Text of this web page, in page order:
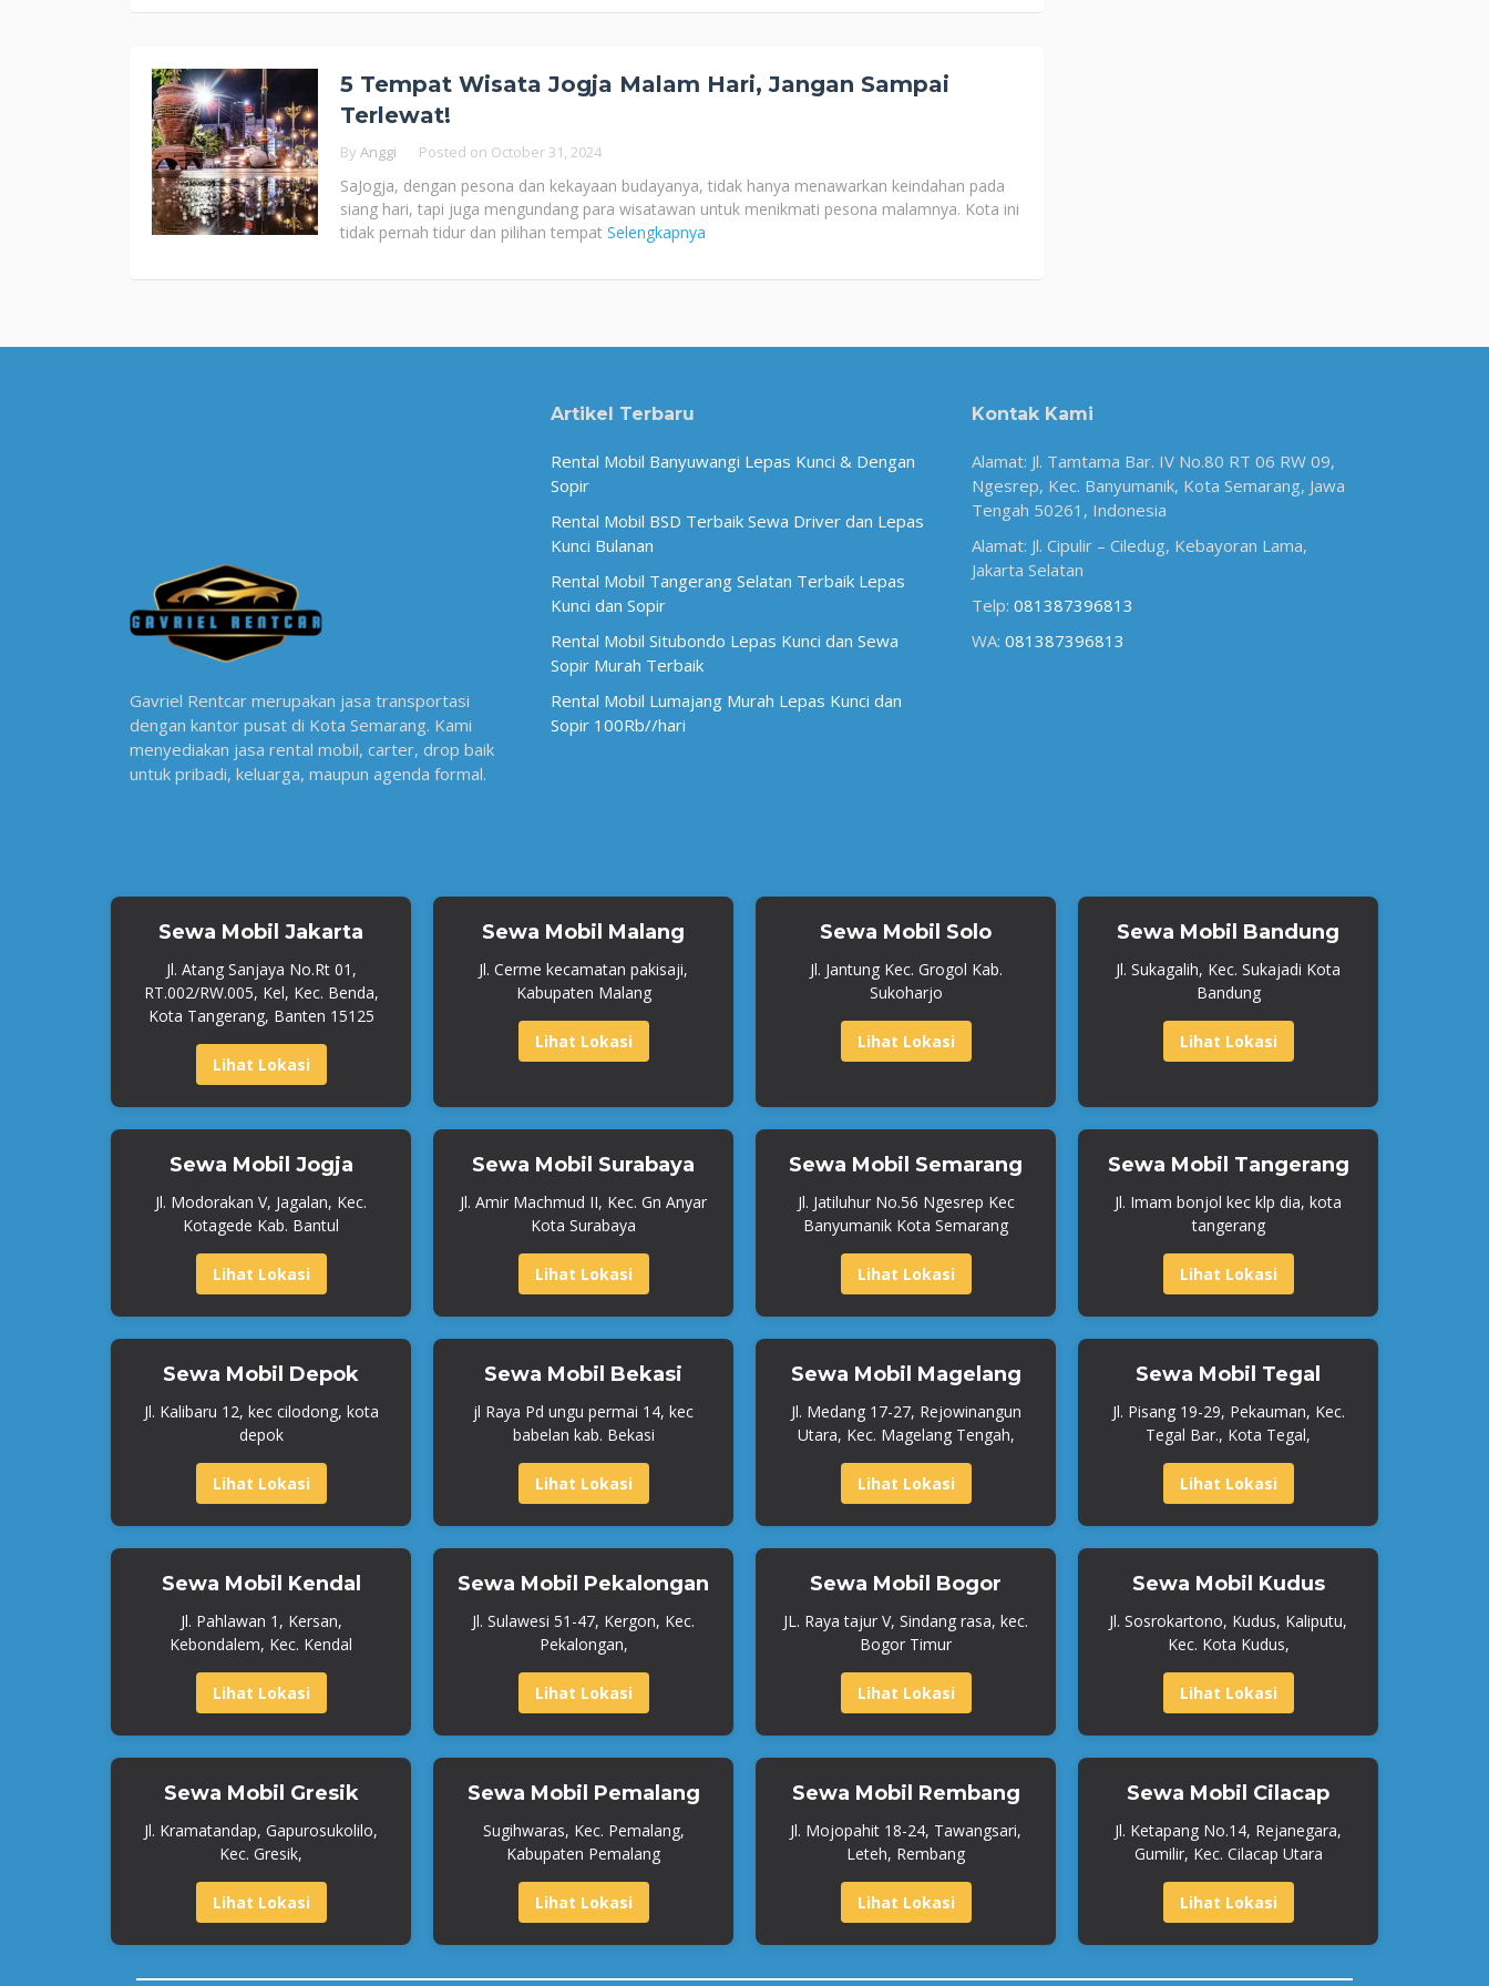
5 Tempat Wisata Jogja Malam Hari, Jangan Sampai
Terlewat!
By Anggi Posted on October 31, 2024
SaJogja, dengan pesona dan kekayaan budayanya, tidak hanya menawarkan keindahan pada
siang hari, tapi juga mengundang para wisatawan untuk menikmati pesona malamnya. Kota ini
tidak pernah tidur dan pilihan tempat Selengkapnya
Gavriel Rentcar merupakan jasa transportasi
dengan kantor pusat di Kota Semarang. Kami
menyediakan jasa rental mobil, carter, drop baik
untuk pribadi, keluarga, maupun agenda formal.
Artikel Terbaru
Rental Mobil Banyuwangi Lepas Kunci & Dengan
Sopir
Rental Mobil BSD Terbaik Sewa Driver dan Lepas
Kunci Bulanan
Rental Mobil Tangerang Selatan Terbaik Lepas
Kunci dan Sopir
Rental Mobil Situbondo Lepas Kunci dan Sewa
Sopir Murah Terbaik
Rental Mobil Lumajang Murah Lepas Kunci dan
Sopir 100Rb//hari
Kontak Kami
Alamat: Jl. Tamtama Bar. IV No.80 RT 06 RW 09,
Ngesrep, Kec. Banyumanik, Kota Semarang, Jawa
Tengah 50261, Indonesia
Alamat: Jl. Cipulir – Ciledug, Kebayoran Lama,
Jakarta Selatan
Telp: 081387396813
WA: 081387396813
Sewa Mobil Jakarta
Jl. Atang Sanjaya No.Rt 01,
RT.002/RW.005, Kel, Kec. Benda,
Kota Tangerang, Banten 15125
Lihat Lokasi
Sewa Mobil Malang
Jl. Cerme kecamatan pakisaji,
Kabupaten Malang
Lihat Lokasi
Sewa Mobil Solo
Jl. Jantung Kec. Grogol Kab.
Sukoharjo
Lihat Lokasi
Sewa Mobil Bandung
Jl. Sukagalih, Kec. Sukajadi Kota
Bandung
Lihat Lokasi
Sewa Mobil Jogja
Jl. Modorakan V, Jagalan, Kec.
Kotagede Kab. Bantul
Lihat Lokasi
Sewa Mobil Surabaya
Jl. Amir Machmud II, Kec. Gn Anyar
Kota Surabaya
Lihat Lokasi
Sewa Mobil Semarang
Jl. Jatiluhur No.56 Ngesrep Kec
Banyumanik Kota Semarang
Lihat Lokasi
Sewa Mobil Tangerang
Jl. Imam bonjol kec klp dia, kota
tangerang
Lihat Lokasi
Sewa Mobil Depok
Jl. Kalibaru 12, kec cilodong, kota
depok
Lihat Lokasi
Sewa Mobil Bekasi
jl Raya Pd ungu permai 14, kec
babelan kab. Bekasi
Lihat Lokasi
Sewa Mobil Magelang
Jl. Medang 17-27, Rejowinangun
Utara, Kec. Magelang Tengah,
Lihat Lokasi
Sewa Mobil Tegal
Jl. Pisang 19-29, Pekauman, Kec.
Tegal Bar., Kota Tegal,
Lihat Lokasi
Sewa Mobil Kendal
Jl. Pahlawan 1, Kersan,
Kebondalem, Kec. Kendal
Lihat Lokasi
Sewa Mobil Pekalongan
Jl. Sulawesi 51-47, Kergon, Kec.
Pekalongan,
Lihat Lokasi
Sewa Mobil Bogor
JL. Raya tajur V, Sindang rasa, kec.
Bogor Timur
Lihat Lokasi
Sewa Mobil Kudus
Jl. Sosrokartono, Kudus, Kaliputu,
Kec. Kota Kudus,
Lihat Lokasi
Sewa Mobil Gresik
Jl. Kramatandap, Gapurosukolilo,
Kec. Gresik,
Lihat Lokasi
Sewa Mobil Pemalang
Sugihwaras, Kec. Pemalang,
Kabupaten Pemalang
Lihat Lokasi
Sewa Mobil Rembang
Jl. Mojopahit 18-24, Tawangsari,
Leteh, Rembang
Lihat Lokasi
Sewa Mobil Cilacap
Jl. Ketapang No.14, Rejanegara,
Gumilir, Kec. Cilacap Utara
Lihat Lokasi